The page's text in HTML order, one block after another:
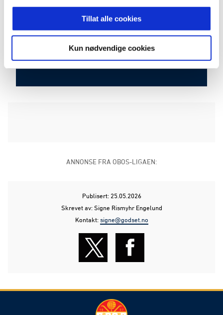
Tillat alle cookies
Kun nødvendige cookies
SILALAHI
47 ANDRESEN
39 SPITEN 84'
ANNONSE FRA OBOS-LIGAEN:
Publisert: 25.05.2026
Skrevet av: Signe Rismyhr Engelund
Kontakt:signe@godset.no